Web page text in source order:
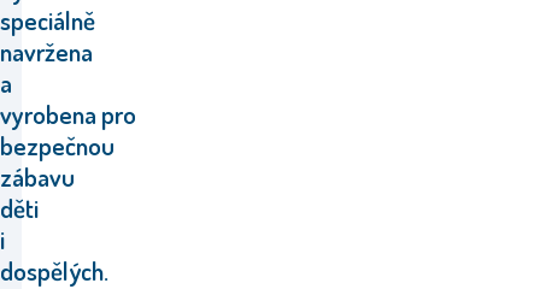
speciálně
navržena
a
vyrobena pro
bezpečnou
zábavu
děti
i
dospělých.